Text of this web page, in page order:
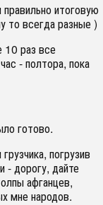
итоговую
то всегда разные )
10 раз все
- полтора, пока
готово.
погрузив
- дорогу, дайте
афганцев,
мне народов.